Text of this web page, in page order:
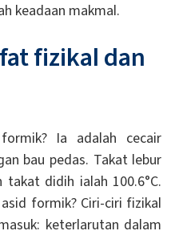
keadaan makmal.
fizikal dan
Ia adalah cecair
bau pedas. Takat lebur
takat didih ialah 100.6°C.
formik? Ciri-ciri fizikal
keterlarutan dalam